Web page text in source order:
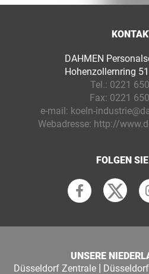
DAHMEN
Hohenzollernring
Tel.: 0221
Fax: 0221
e-mail: koeln-
Webadresse: http://
FOLGEN
UNSERE
Düsseldorf Zentrale| Düsseldorf